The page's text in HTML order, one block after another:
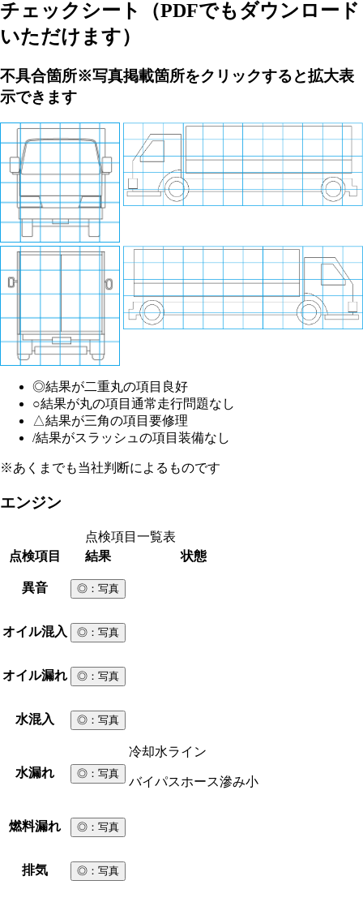
チェックシート
（PDFでもダウンロード
いただけます）
不具合箇所※写真掲載箇所をクリックすると拡大表
示できます
◎結果が二重丸の項目 良好
○結果が丸の項目 通常走行問題なし
△結果が三角の項目 要修理
/結果がスラッシュの項目 装備なし
※あくまでも当社判断によるものです
エンジン
点検項目一覧表
点検項目
結果 状態
異音 ◎ ：写真
オイル混入 ◎ ：写真
オイル漏れ ◎ ：写真
水混入 ◎ ：写真
水漏れ ◎ ：写真
冷却水ライン
バイパスホース滲み小
燃料漏れ ◎ ：写真
排気 ◎ ：写真